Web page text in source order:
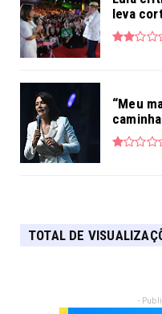
leva
“Meu
TOTAL DE
-